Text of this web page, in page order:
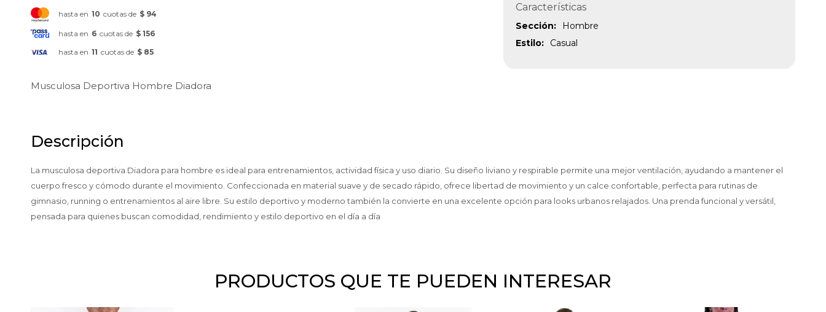
hasta en 10 cuotas de $ 94
hasta en 6 cuotas de $ 156
hasta en 11 cuotas de $ 85
Musculosa Deportiva Hombre Diadora
Características
Sección
Hombre
Estilo
Casual
Descripción
La musculosa deportiva Diadora para hombre es ideal para entrenamientos, actividad física y uso diario. Su diseño liviano y respirable permite una mejor ventilación, ayudando a mantener el
cuerpo fresco y cómodo durante el movimiento. Confeccionada en material suave y de secado rápido, ofrece libertad de movimiento y un calce confortable, perfecta para rutinas de
gimnasio, running o entrenamientos al aire libre. Su estilo deportivo y moderno también la convierte en una excelente opción para looks urbanos relajados. Una prenda funcional y versátil,
pensada para quienes buscan comodidad, rendimiento y estilo deportivo en el día a día
PRODUCTOS QUE TE PUEDEN INTERESAR